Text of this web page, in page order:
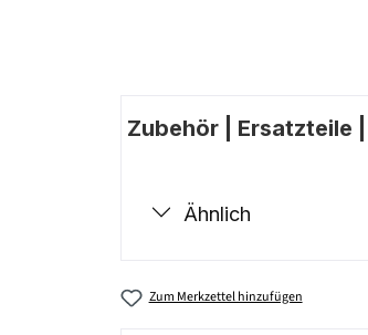
Zubehör | Ersatzteile
Ähnlich
Zum Merkzettel hinzufügen